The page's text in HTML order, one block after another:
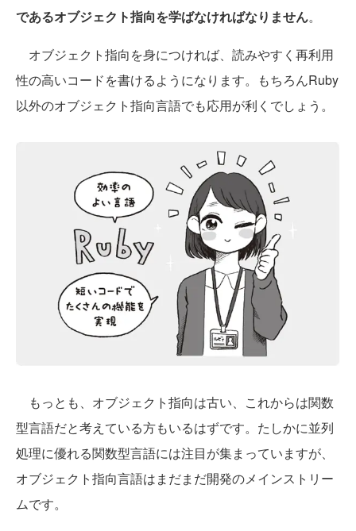
であるオブジェクト指向を学ばなければなりません。
オブジェクト指向を身につければ、読みやすく再利用
性の高いコードを書けるようになります。もちろんRuby
以外のオブジェクト指向言語でも応用が利くでしょう。
もっとも、オブジェクト指向は古い、これからは関数
型言語だと考えている方もいるはずです。たしかに並列
処理に優れる関数型言語には注目が集まっていますが、
オブジェクト指向言語はまだまだ開発のメインストリー
ムです。